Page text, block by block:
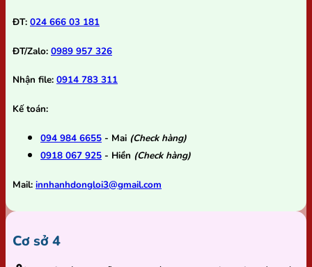
ĐT: 024 666 03 181
ĐT/Zalo: 0989 957 326
Nhận file: 0914 783 311
Kế toán:
094 984 6655 - Mai (Check hàng)
0918 067 925 - Hiền (Check hàng)
Mail: innhanhdongloi3@gmail.com
Cơ sở 4